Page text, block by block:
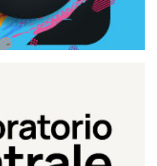
Teatro Eduardo de Filippo
Continua